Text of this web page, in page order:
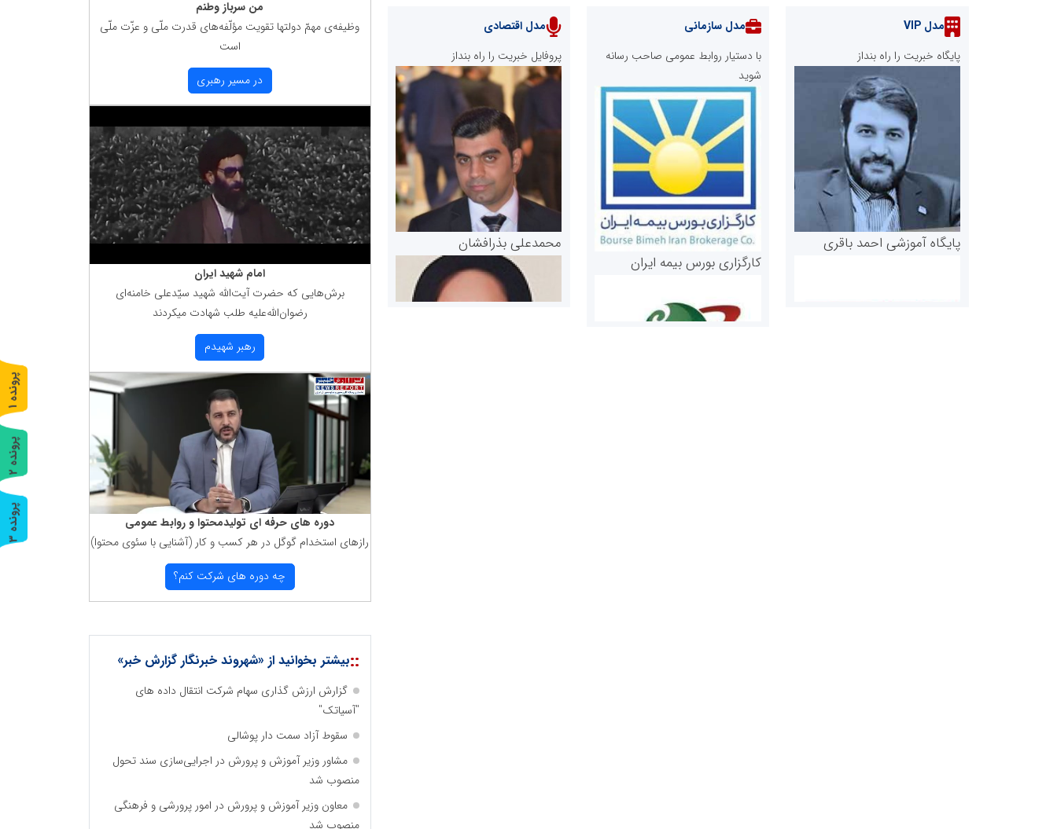
مدل VIP
پایگاه خبریت را راه بنداز
پایگاه آموزشی احمد باقری
مدل سازمانی
با دستیار روابط عمومی صاحب رسانه
شوید
کارگزاری بورس بیمه ایران
مدل اقتصادی
پروفایل خبریت را راه بنداز
محمدعلی بذرافشان
من سرباز وطنم
وظیفه‌ی مهمّ دولتها تقویت مؤلّفه‌های قدرت ملّی و عزّت ملّی
است
در مسیر رهبری
امام شهید ایران
برش‌هایی كه حضرت آیت‌الله شهید سیّدعلی خامنه‌ای
رضوان‌الله‌علیه طلب شهادت میكردند
رهبر شهیدم
دوره های حرفه ای تولیدمحتوا و روابط عمومی
رازهای استخدام گوگل در هر كسب و كار (آشنایی با سئوی محتوا)
چه دوره های شركت كنم؟
::بیشتر بخوانید از «شهروند خبرنگار گزارش خبر»
گزارش ارزش گذاری سهام شرکت انتقال داده های
"آسیاتک"
سقوط آزاد سمت دار پوشالی
مشاور وزیر آموزش و پرورش در اجرایی‌سازی سند تحول
منصوب شد
معاون وزیر آموزش و پرورش در امور پرورشی و فرهنگی
منصوب شد
پ
ر
و
ن
د
ه
1
پ
ر
و
ن
د
ه
2
پ
ر
و
ن
د
ه
3